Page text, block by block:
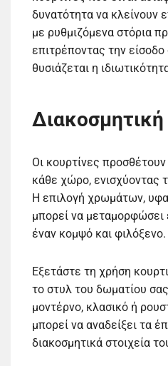
δυνατότητα να κλείνουν
με ρυθμιζόμενα στόρια
επιτρέποντας την
θυσιάζεται η
Διακοσμητική
Οι κουρτίνες
κάθε χώρο, ενισχύοντας
Η επιλογή χρωμάτων,
μπορεί να
έναν κομψό και φιλόξενο.
Εξετάστε τη χρήση
το στυλ του δωματίου
μοντέρνο, κλασικό ή
μπορεί να αναδείξει τα
διακοσμητικά στοιχεία